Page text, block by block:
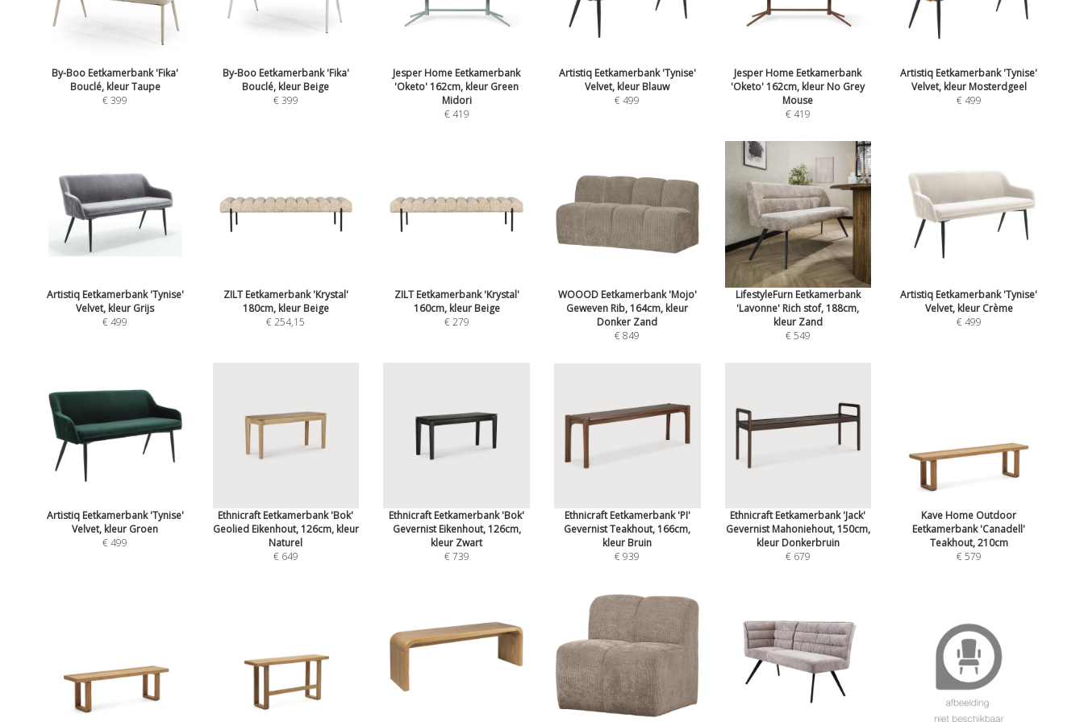
By-Boo Eetkamerbank 'Fika'
Bouclé, kleur Taupe
€ 399
By-Boo Eetkamerbank 'Fika'
Bouclé, kleur Beige
€ 399
Jesper Home Eetkamerbank
'Oketo' 162cm, kleur Green
Midori
€ 419
Artistiq Eetkamerbank 'Tynise'
Velvet, kleur Blauw
€ 499
Jesper Home Eetkamerbank
'Oketo' 162cm, kleur No Grey
Mouse
€ 419
Artistiq Eetkamerbank 'Tynise'
Velvet, kleur Mosterdgeel
€ 499
Artistiq Eetkamerbank 'Tynise'
Velvet, kleur Grijs
€ 499
ZILT Eetkamerbank 'Krystal'
180cm, kleur Beige
€ 254,15
ZILT Eetkamerbank 'Krystal'
160cm, kleur Beige
€ 279
WOOOD Eetkamerbank 'Mojo'
Geweven Rib, 164cm, kleur
Donker Zand
€ 849
LifestyleFurn Eetkamerbank
'Lavonne' Rich stof, 188cm,
kleur Zand
€ 549
Artistiq Eetkamerbank 'Tynise'
Velvet, kleur Crème
€ 499
Artistiq Eetkamerbank 'Tynise'
Velvet, kleur Groen
€ 499
Ethnicraft Eetkamerbank 'Bok'
Geolied Eikenhout, 126cm, kleur
Naturel
€ 649
Ethnicraft Eetkamerbank 'Bok'
Gevernist Eikenhout, 126cm,
kleur Zwart
€ 739
Ethnicraft Eetkamerbank 'PI'
Gevernist Teakhout, 166cm,
kleur Bruin
€ 939
Ethnicraft Eetkamerbank 'Jack'
Gevernist Mahoniehout, 150cm,
kleur Donkerbruin
€ 679
Kave Home Outdoor
Eetkamerbank 'Canadell'
Teakhout, 210cm
€ 579